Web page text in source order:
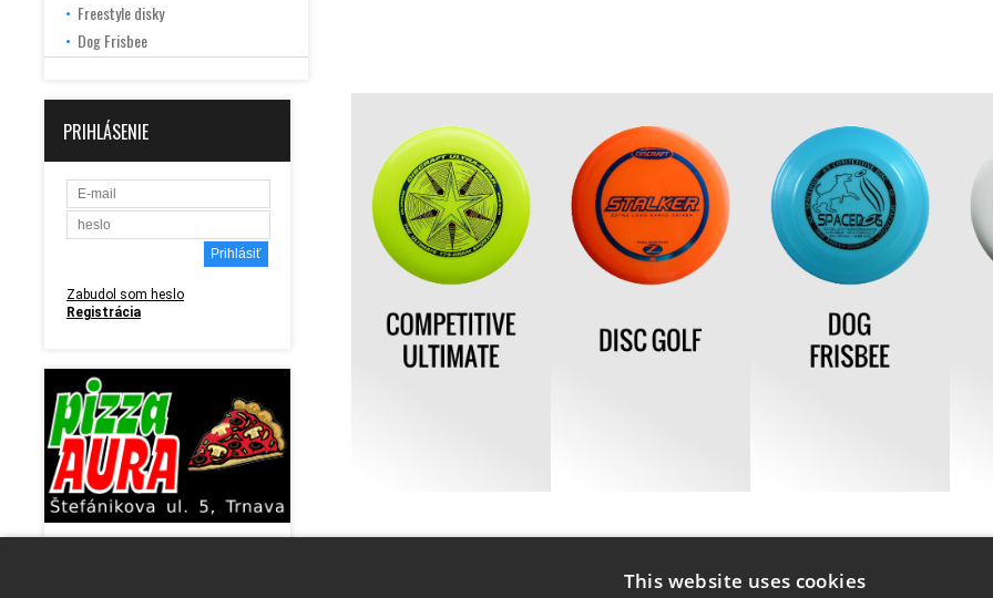
Freestyle disky
Dog Frisbee
PRIHLÁSENIE
Zabudol som heslo
Registrácia
This website uses cookies